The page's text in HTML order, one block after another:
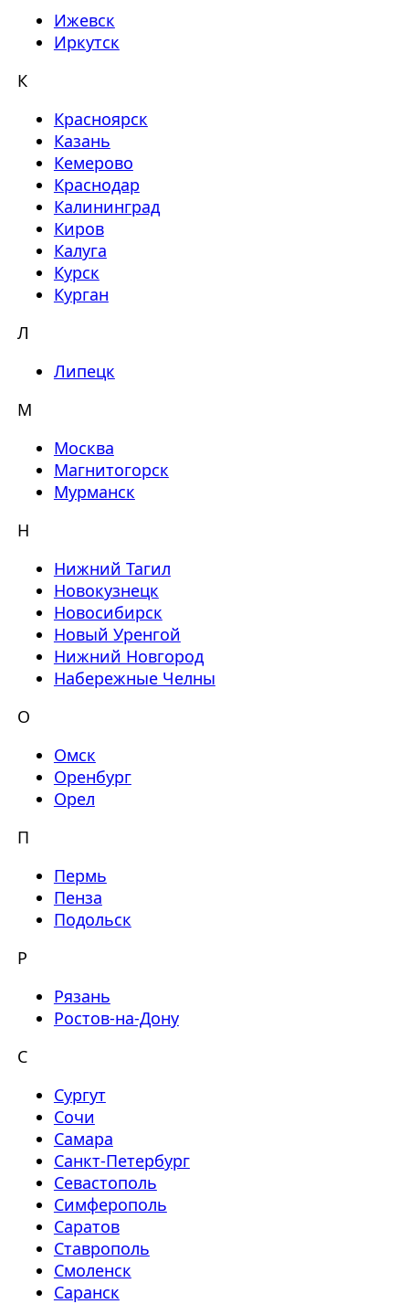
Ижевск
Иркутск
К
Красноярск
Казань
Кемерово
Краснодар
Калининград
Киров
Калуга
Курск
Курган
Л
Липецк
М
Москва
Магнитогорск
Мурманск
Н
Нижний Тагил
Новокузнецк
Новосибирск
Новый Уренгой
Нижний Новгород
Набережные Челны
О
Омск
Оренбург
Орел
П
Пермь
Пенза
Подольск
Р
Рязань
Ростов-на-Дону
С
Сургут
Сочи
Самара
Санкт-Петербург
Севастополь
Симферополь
Саратов
Ставрополь
Смоленск
Саранск